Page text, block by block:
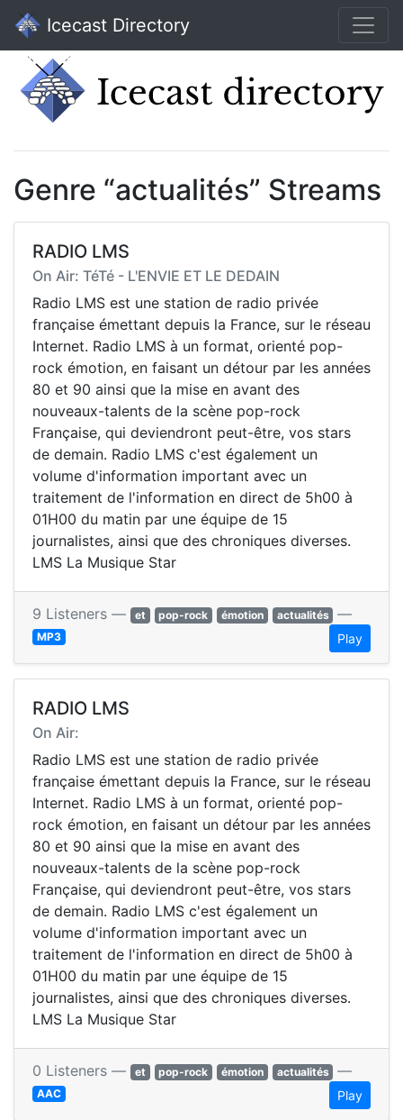
Icecast Directory
Genre “actualités” Streams
RADIO LMS
On Air: TéTé - L'ENVIE ET LE DEDAIN
Radio LMS est une station de radio privée
française émettant depuis la France, sur le réseau
Internet. Radio LMS à un format, orienté pop-
rock émotion, en faisant un détour par les années
80 et 90 ainsi que la mise en avant des
nouveaux-talents de la scène pop-rock
Française, qui deviendront peut-être, vos stars
de demain. Radio LMS c'est également un
volume d'information important avec un
traitement de l'information en direct de 5h00 à
01H00 du matin par une équipe de 15
journalistes, ainsi que des chroniques diverses.
LMS La Musique Star
9 Listeners — et pop-rock émotion actualités —
MP3 Play
RADIO LMS
On Air:
Radio LMS est une station de radio privée
française émettant depuis la France, sur le réseau
Internet. Radio LMS à un format, orienté pop-
rock émotion, en faisant un détour par les années
80 et 90 ainsi que la mise en avant des
nouveaux-talents de la scène pop-rock
Française, qui deviendront peut-être, vos stars
de demain. Radio LMS c'est également un
volume d'information important avec un
traitement de l'information en direct de 5h00 à
01H00 du matin par une équipe de 15
journalistes, ainsi que des chroniques diverses.
LMS La Musique Star
0 Listeners — et pop-rock émotion actualités —
AAC Play